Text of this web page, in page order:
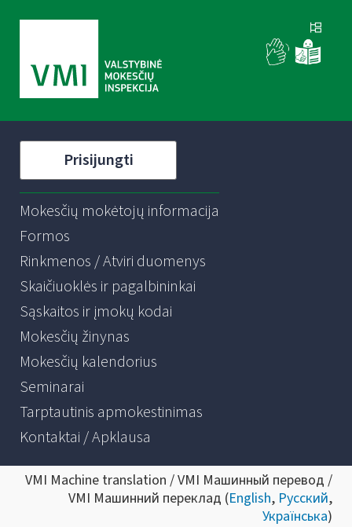
Prisijungti
Mokesčių mokėtojų informacija
Formos
Rinkmenos / Atviri duomenys
Skaičiuoklės ir pagalbininkai
Sąskaitos ir įmokų kodai
Mokesčių žinynas
Mokesčių kalendorius
Seminarai
Tarptautinis apmokestinimas
Kontaktai / Apklausa
VMI Machine translation / VMI Машинный перевод /
VMI Машинний переклад (English, Русский,
Українська)